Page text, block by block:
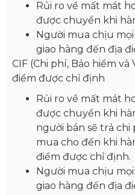
Rủi ro về mất mát
được chuyển khi
Người mua chịu
giao hàng đến địa
CIF (Chi phí, Bảo hiểm
điểm được chỉ định
Rủi ro về mất mát
được chuyển khi
người bán sẽ trả
mua cho đến khi
điểm được chỉ định.
Người mua chịu
giao hàng đến địa